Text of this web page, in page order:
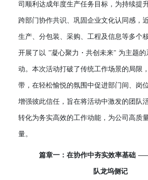
司顺利达成年度生产任务目标，为持续提
跨部门协作共识、巩固企业文化认同感，
生产、分包装、采购、工程及信息等多个
开展了以 "凝心聚力・共创未来" 为主题
动。本次活动打破了传统工作场景的局限
带，在轻松愉悦的氛围中促进部门间、岗
增强彼此信任，旨在将活动中激发的团队
转化为务实高效的工作动能，为公司高质
量。
篇章一：在协作中夯实效率基础 ——
队龙坞侧记